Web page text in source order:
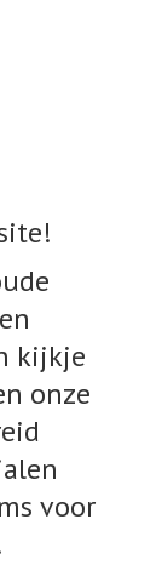
kijkje
onze
voor